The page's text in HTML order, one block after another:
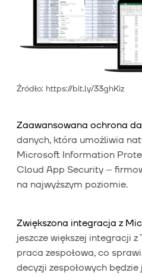
Źródło: https://bit.ly/33ghKiz
Zaawansowana ochrona
danych, która umożliwia
Microsoft Information
Cloud App Security –
na najwyższym poziomie.
Zwiększona integracja z
jeszcze większej integracji z
praca zespołowa, co
decyzji zespołowych będzie